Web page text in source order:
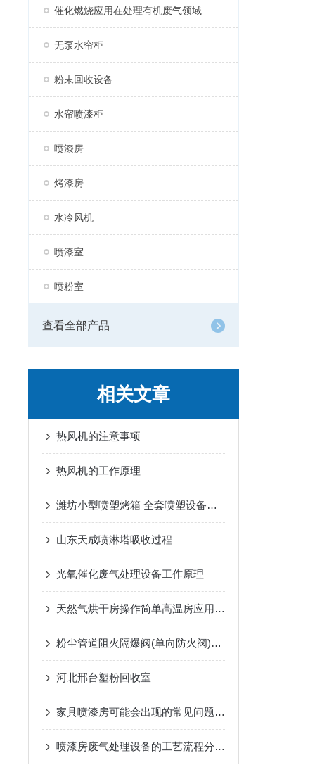
催化燃烧应用在处理有机废气领域
无泵水帘柜
粉末回收设备
水帘喷漆柜
喷漆房
烤漆房
水冷风机
喷漆室
喷粉室
查看全部产品
相关文章
热风机的注意事项
热风机的工作原理
潍坊小型喷塑烤箱 全套喷塑设备，喷涂粉末回收新工艺
山东天成喷淋塔吸收过程
光氧催化废气处理设备工作原理
天然气烘干房操作简单高温房应用广泛
粉尘管道阻火隔爆阀(单向防火阀)真的做到为企业的安全考虑
河北邢台塑粉回收室
家具喷漆房可能会出现的常见问题有哪些？
喷漆房废气处理设备的工艺流程分享给大家